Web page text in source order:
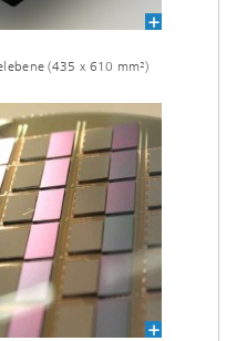
(435 x 610 mm²)